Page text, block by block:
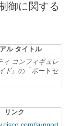
御に関する
ル タイトル
ィ コンフィギュレ
ド』の「ポートセ
リンク